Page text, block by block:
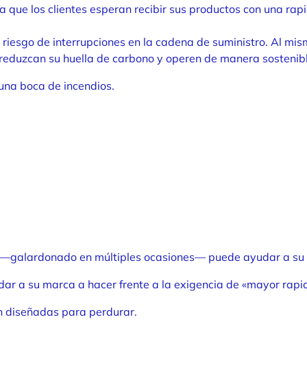
los clientes esperan recibir sus productos con una
de interrupciones en la cadena de suministro. Al
su huella de carbono y operen de manera
boca de incendios.
en múltiples ocasiones— puede ayudar a
su marca a hacer frente a la exigencia de «mayor
diseñadas para perdurar.